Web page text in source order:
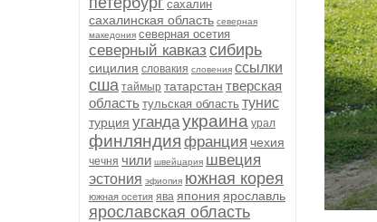
сахалин
сахалинская область северная
македония северная осетия
северный кавказ сибирь
сицилия словакия словения ссылки
сша таймыр татарстан тверская
область тульская область тунис
турция угандаукраина урал
финляндия франция чехия
чечня чили швейцария швеция
эстония эфиопия южная корея
южная осетия ява япония ярославль
ярославская область